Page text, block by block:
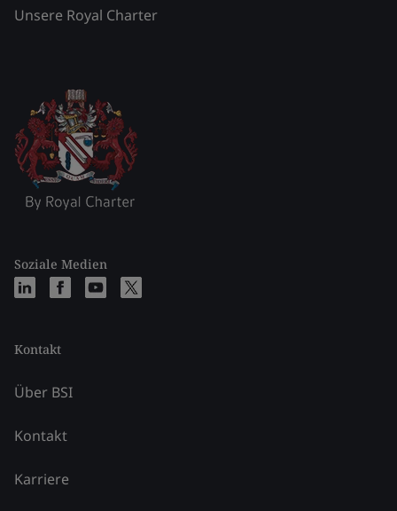
Unsere Royal Charter
Soziale Medien
Kontakt
Über BSI
Kontakt
Karriere